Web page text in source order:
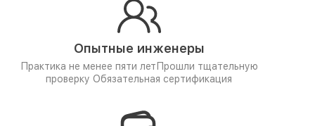
Опытные инженеры
Практика не менее пяти лет Прошли тщательную
проверку Обязательная сертификация